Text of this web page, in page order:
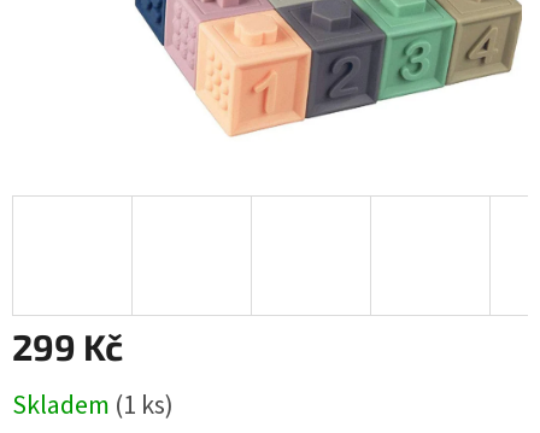
299 Kč
cena:
Skladem (1 ks)